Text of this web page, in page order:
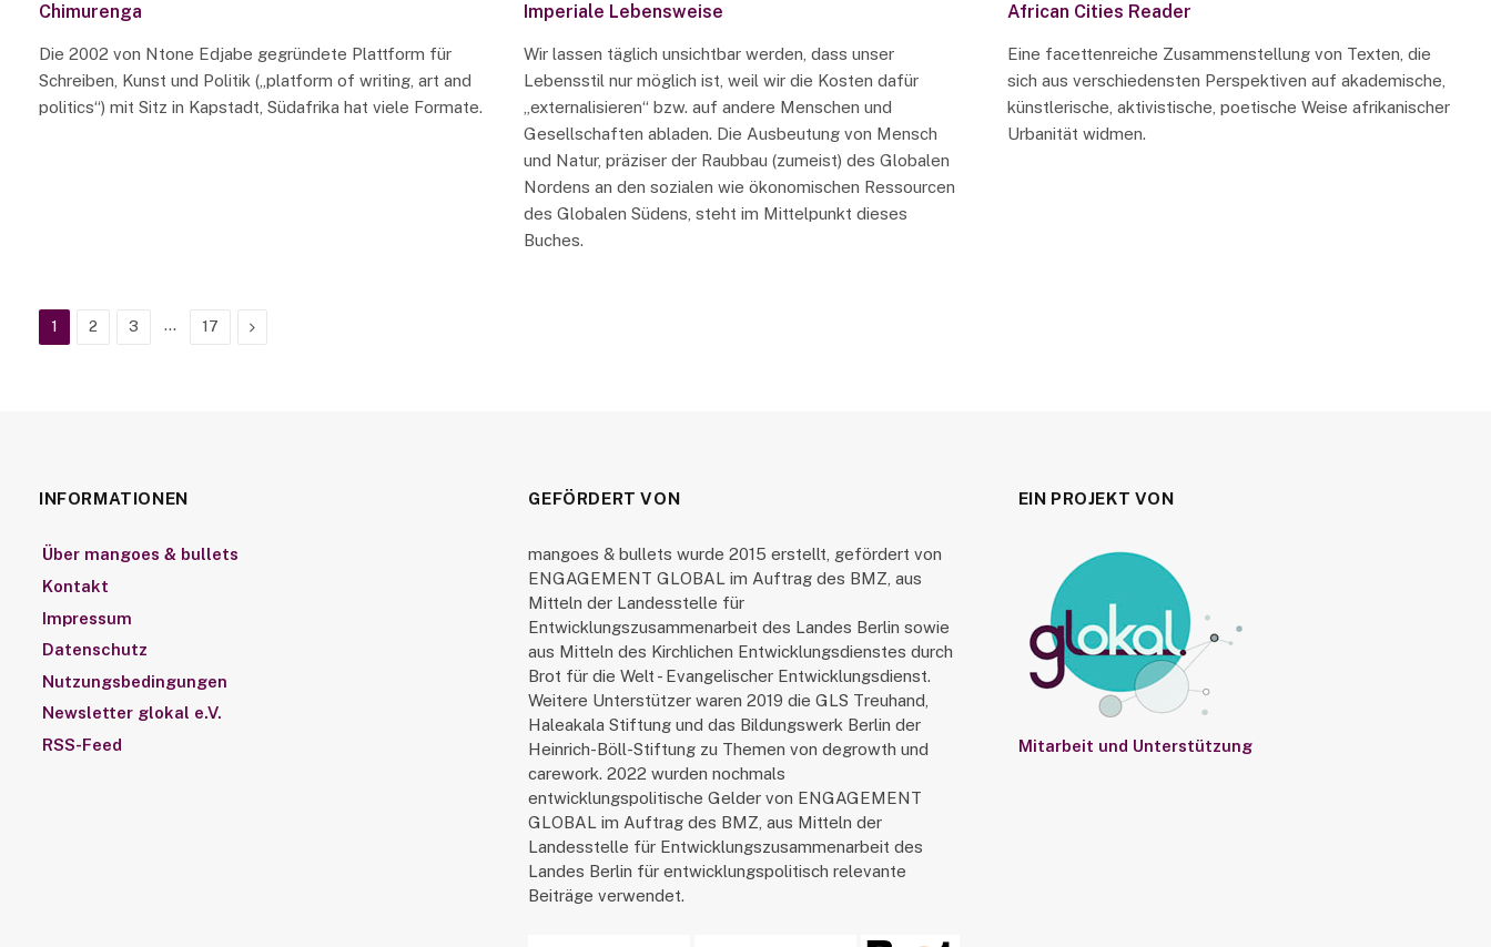
Chimurenga
Die 2002 von Ntone Edjabe gegründete Plattform für
Schreiben, Kunst und Politik („platform of writing, art and
politics“) mit Sitz in Kapstadt, Südafrika hat viele Formate.
Imperiale Lebensweise
Wir lassen täglich unsichtbar werden, dass unser
Lebensstil nur möglich ist, weil wir die Kosten dafür
„externalisieren“ bzw. auf andere Menschen und
Gesellschaften abladen. Die Ausbeutung von Mensch
und Natur, präziser der Raubbau (zumeist) des Globalen
Nordens an den sozialen wie ökonomischen Ressourcen
des Globalen Südens, steht im Mittelpunkt dieses
Buches.
African Cities Reader
Eine facettenreiche Zusammenstellung von Texten, die
sich aus verschiedensten Perspektiven auf akademische,
künstlerische, aktivistische, poetische Weise afrikanischer
Urbanität widmen.
1 2 3 … 17 Next
INFORMATIONEN
Über mangoes & bullets
Kontakt
Impressum
Datenschutz
Nutzungsbedingungen
Newsletter glokal e.V.
RSS-Feed
GEFÖRDERT VON
mangoes & bullets wurde 2015 erstellt, gefördert von
ENGAGEMENT GLOBAL im Auftrag des BMZ, aus
Mitteln der Landesstelle für
Entwicklungszusammenarbeit des Landes Berlin sowie
aus Mitteln des Kirchlichen Entwicklungsdienstes durch
Brot für die Welt - Evangelischer Entwicklungsdienst.
Weitere Unterstützer waren 2019 die GLS Treuhand,
Haleakala Stiftung und das Bildungswerk Berlin der
Heinrich-Böll-Stiftung zu Themen von degrowth und
carework. 2022 wurden nochmals
entwicklungspolitische Gelder von ENGAGEMENT
GLOBAL im Auftrag des BMZ, aus Mitteln der
Landesstelle für Entwicklungszusammenarbeit des
Landes Berlin für entwicklungspolitisch relevante
Beiträge verwendet.
EIN PROJEKT VON
Mitarbeit und Unterstützung